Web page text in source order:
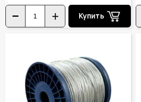
Купить